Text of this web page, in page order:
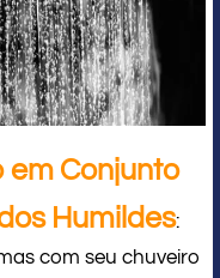
em Conjunto
Humildes:
com seu chuveiro